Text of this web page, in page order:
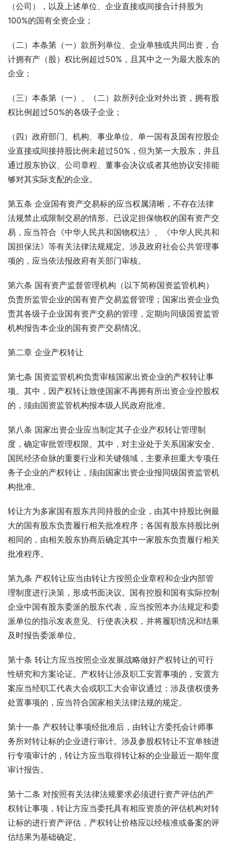
（公司），以及上述单位、企业直接或间接合计持股为
100%的国有全资企业；
（二）本条第（一）款所列单位、企业单独或共同出资，合
计拥有产（股）权比例超过50%，且其中之一为最大股东的
企业；
（三）本条第（一）、（二）款所列企业对外出资，拥有股
权比例超过50%的各级子企业；
（四）政府部门、机构、事业单位、单一国有及国有控股企
业直接或间接持股比例未超过50%，但为第一大股东，并且
通过股东协议、公司章程、董事会决议或者其他协议安排能
够对其实际支配的企业。
第五条 企业国有资产交易标的应当权属清晰，不存在法律
法规禁止或限制交易的情形。已设定担保物权的国有资产交
易，应当符合《中华人民共和国物权法》、《中华人民共和
国担保法》等有关法律法规规定。涉及政府社会公共管理事
项的，应当依法报政府有关部门审核。
第六条 国有资产监督管理机构（以下简称国资监管机构）
负责所监管企业的国有资产交易监督管理；国家出资企业负
责其各级子企业国有资产交易的管理，定期向同级国资监管
机构报告本企业的国有资产交易情况。
第二章 企业产权转让
第七条 国资监管机构负责审核国家出资企业的产权转让事
项。其中，因产权转让致使国家不再拥有所出资企业控股权
的，须由国资监管机构报本级人民政府批准。
第八条 国家出资企业应当制定其子企业产权转让管理制
度，确定审批管理权限。其中，对主业处于关系国家安全、
国民经济命脉的重要行业和关键领域，主要承担重大专项任
务子企业的产权转让，须由国家出资企业报同级国资监管机
构批准。
转让方为多家国有股东共同持股的企业，由其中持股比例最
大的国有股东负责履行相关批准程序；各国有股东持股比例
相同的，由相关股东协商后确定其中一家股东负责履行相关
批准程序。
第九条 产权转让应当由转让方按照企业章程和企业内部管
理制度进行决策，形成书面决议。国有控股和国有实际控制
企业中国有股东委派的股东代表，应当按照本办法规定和委
派单位的指示发表意见、行使表决权，并将履职情况和结果
及时报告委派单位。
第十条 转让方应当按照企业发展战略做好产权转让的可行
性研究和方案论证。产权转让涉及职工安置事项的，安置方
案应当经职工代表大会或职工大会审议通过；涉及债权债务
处置事项的，应当符合国家相关法律法规的规定。
第十一条 产权转让事项经批准后，由转让方委托会计师事
务所对转让标的企业进行审计。涉及参股权转让不宜单独进
行专项审计的，转让方应当取得转让标的企业最近一期年度
审计报告。
第十二条 对按照有关法律法规要求必须进行资产评估的产
权转让事项，转让方应当委托具有相应资质的评估机构对转
让标的进行资产评估，产权转让价格应以经核准或备案的评
估结果为基础确定。